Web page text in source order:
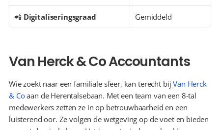
📲 Digitaliseringsgraad Gemiddeld
Van Herck & Co Accountants
Wie zoekt naar een familiale sfeer, kan terecht bij Van Herck
& Co aan de Herentalsebaan. Met een team van een 8-tal
medewerkers zetten ze in op betrouwbaarheid en een
luisterend oor. Ze volgen de wetgeving op de voet en bieden